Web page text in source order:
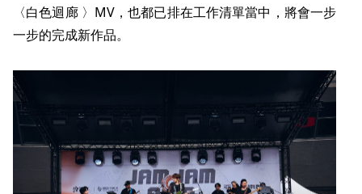
〈白色迴廊 〉MV，也都已排在工作清單當中，將會一步
一步的完成新作品。